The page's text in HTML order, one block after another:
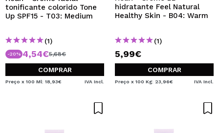
tonificante colorido Tone
Up SPF15 - T03: Medium
(1)
-20% 4,54€5,68€
COMPRAR
Preço x 100 Ml: 18,93€ IVA Incl.
hidratante Feel Natural
Healthy Skin - B04: Warm
(1)
5,99€
COMPRAR
Preço x 100 Kg: 23,96€ IVA Incl.